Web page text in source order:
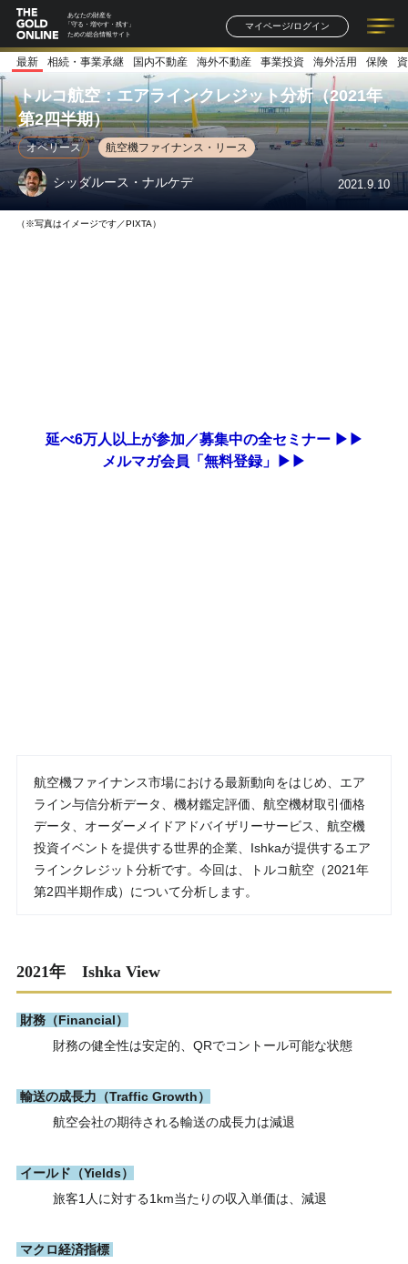
あなたの財産を
「守る・増やす・残す」
ための総合情報サイト
マイページ/ログイン
記事一覧 連載一覧
著者一覧 書籍一覧
最新 相続・事業承継 国内不動産 海外不動産 事業投資 海外活用 保険
トルコ航空：エアラインクレジット分析（2021年
第2四半期）
オペリース 航空機ファイナンス・リース
シッダルース・ナルケデ 2021.9.10
（※写真はイメージです／PIXTA）
延べ6万人以上が参加／募集中の全セミナー ▶▶
メルマガ会員「無料登録」▶▶
航空機ファイナンス市場における最新動向をはじめ、エア
ライン与信分析データ、機材鑑定評価、航空機材取引価格
データ、オーダーメイドアドバイザリーサービス、航空機
投資イベントを提供する世界的企業、Ishkaが提供するエア
ラインクレジット分析です。今回は、トルコ航空（2021年
第2四半期作成）について分析します。
2021年 Ishka View
財務（Financial）
財務の健全性は安定的、QRでコントール可能な状態
輸送の成長力（Traffic Growth）
航空会社の期待される輸送の成長力は減退
イールド（Yields）
旅客1人に対する1km当たりの収入単価は、減退
マクロ経済指標